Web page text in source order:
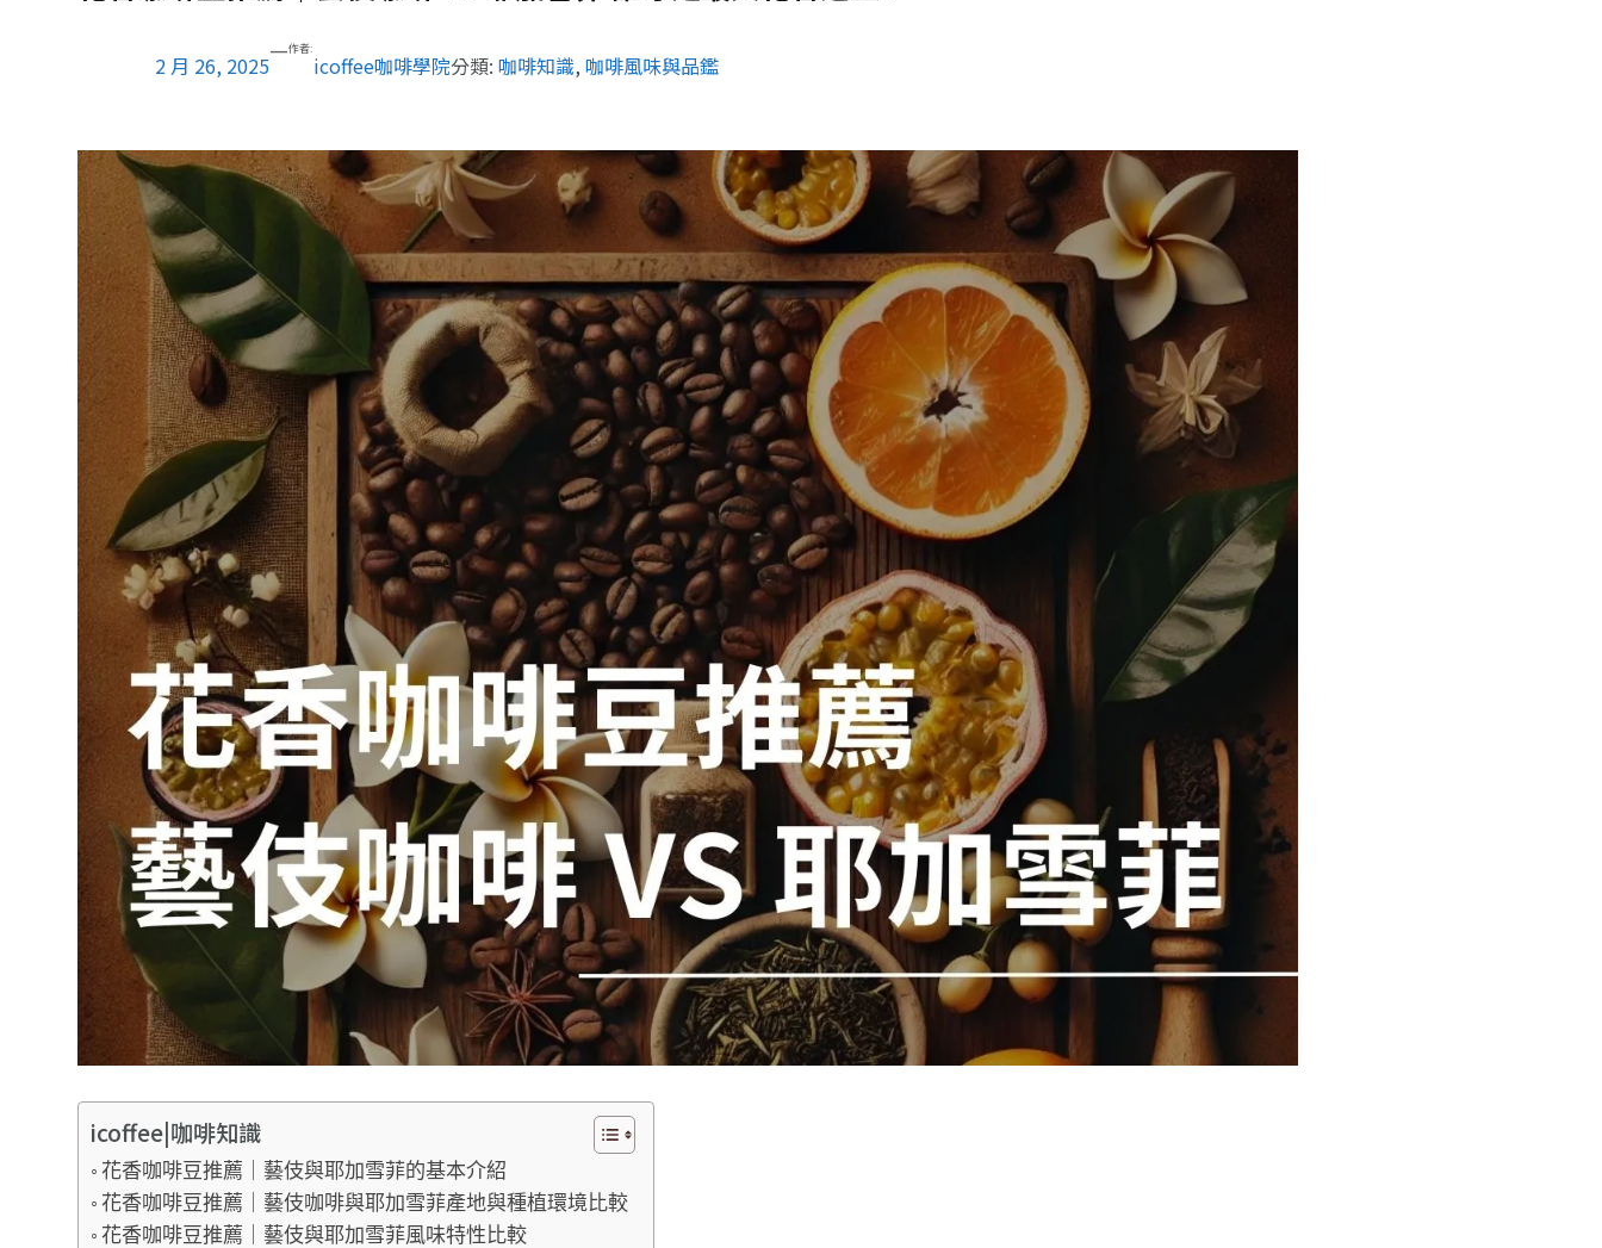
2 月 26, 2025
—作者:
icoffee咖啡學院分類: 咖啡知識, 咖啡風味與品鑑
icoffee|咖啡知識
花香咖啡豆推薦｜藝伎與耶加雪菲的基本介紹
花香咖啡豆推薦｜藝伎咖啡與耶加雪菲產地與種植環境比較
花香咖啡豆推薦｜藝伎與耶加雪菲風味特性比較